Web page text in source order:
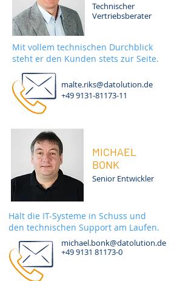
Technischer
Vertriebsberater
Mit vollem technischen Durchblick
steht er den Kunden stets zur Seite.
malte.riks@datolution.de
+49 9131-81173-11
MICHAEL
BONK
Senior Entwickler
Hält die IT-Systeme in Schuss und
den technischen Support am Laufen.
michael.bonk@datolution.de
+49 9131 81173-0